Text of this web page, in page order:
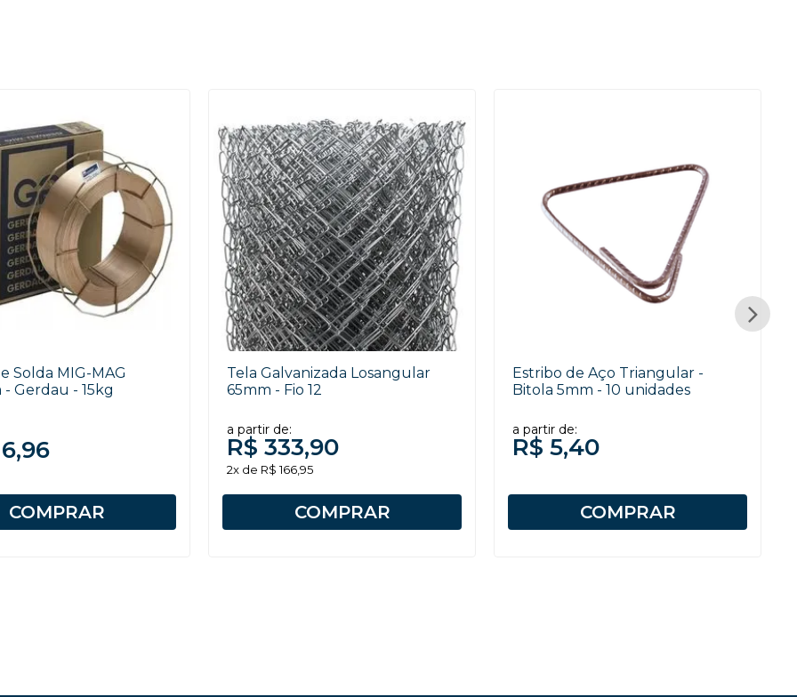
Solda MIG-MAG
Gerdau - 15kg
COMPRAR
Tela Galvanizada Losangular
65mm - Fio 12
a partir de:
R$ 333,90
2x de R$ 166,95
COMPRAR
Estribo de Aço Triangular -
Bitola 5mm - 10 unidades
a partir de:
R$ 5,40
COMPRAR